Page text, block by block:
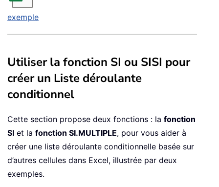
exemple
Utiliser la fonction SI ou SISI pour
créer un Liste déroulante
conditionnel
Cette section propose deux fonctions : la fonction
SI et la fonction SI.MULTIPLE, pour vous aider à
créer une liste déroulante conditionnelle basée sur
d’autres cellules dans Excel, illustrée par deux
exemples.